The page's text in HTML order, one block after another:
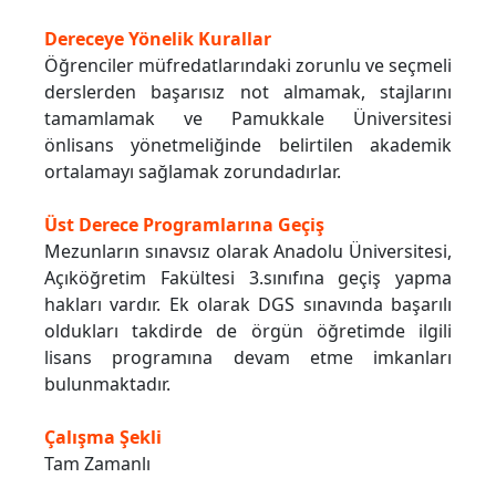
Dereceye Yönelik Kurallar
Öğrenciler müfredatlarındaki zorunlu ve seçmeli
derslerden başarısız not almamak, stajlarını
tamamlamak ve Pamukkale Üniversitesi
önlisans yönetmeliğinde belirtilen akademik
ortalamayı sağlamak zorundadırlar.
Üst Derece Programlarına Geçiş
Mezunların sınavsız olarak Anadolu Üniversitesi,
Açıköğretim Fakültesi 3.sınıfına geçiş yapma
hakları vardır. Ek olarak DGS sınavında başarılı
oldukları takdirde de örgün öğretimde ilgili
lisans programına devam etme imkanları
bulunmaktadır.
Çalışma Şekli
Tam Zamanlı